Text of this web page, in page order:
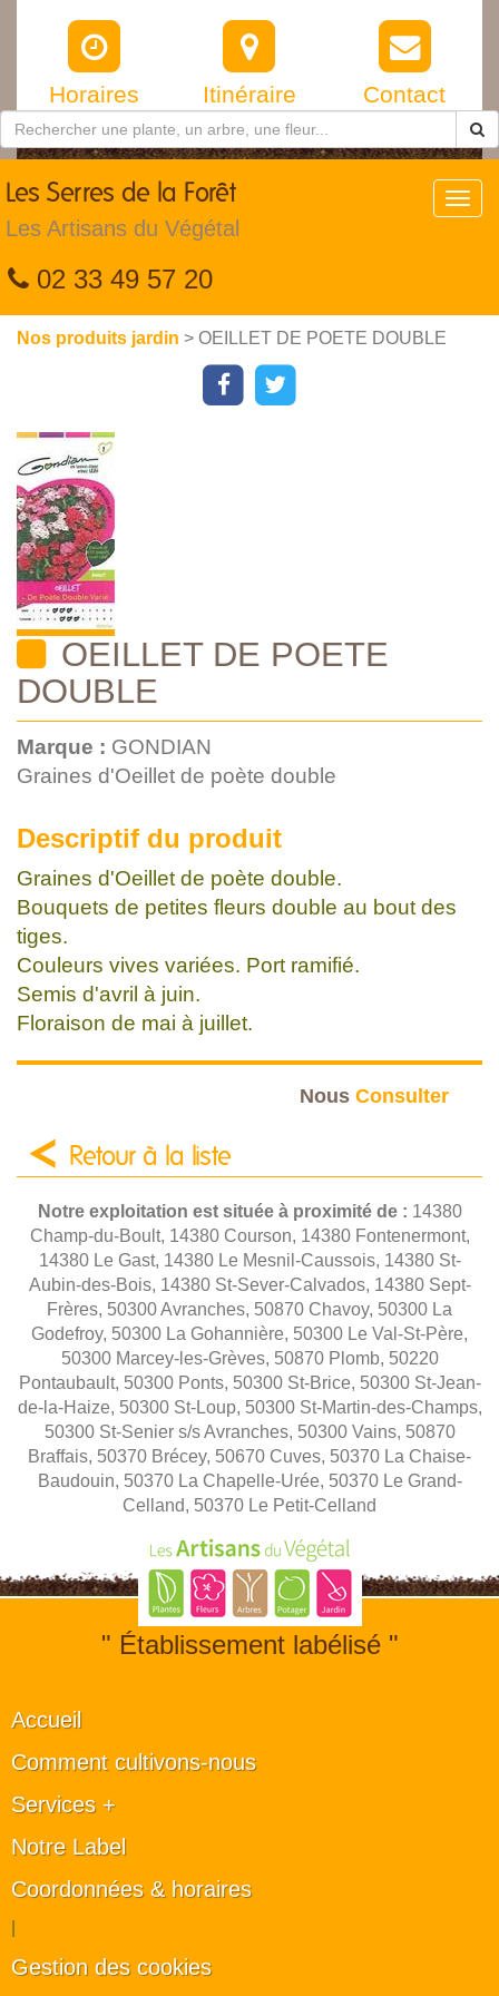
Horaires Itinéraire Contact
Les Serres de la Forêt
Les Artisans du Végétal
02 33 49 57 20
Nos produits jardin > OEILLET DE POETE DOUBLE
OEILLET DE POETE
DOUBLE
Marque : GONDIAN
Graines d'Oeillet de poète double
Descriptif du produit
Graines d'Oeillet de poète double.
Bouquets de petites fleurs double au bout des
tiges.
Couleurs vives variées. Port ramifié.
Semis d'avril à juin.
Floraison de mai à juillet.
Nous Consulter
Retour à la liste
Notre exploitation est située à proximité de : 14380
Champ-du-Boult, 14380 Courson, 14380 Fontenermont,
14380 Le Gast, 14380 Le Mesnil-Caussois, 14380 St-
Aubin-des-Bois, 14380 St-Sever-Calvados, 14380 Sept-
Frères, 50300 Avranches, 50870 Chavoy, 50300 La
Godefroy, 50300 La Gohannière, 50300 Le Val-St-Père,
50300 Marcey-les-Grèves, 50870 Plomb, 50220
Pontaubault, 50300 Ponts, 50300 St-Brice, 50300 St-Jean-
de-la-Haize, 50300 St-Loup, 50300 St-Martin-des-Champs,
50300 St-Senier s/s Avranches, 50300 Vains, 50870
Braffais, 50370 Brécey, 50670 Cuves, 50370 La Chaise-
Baudouin, 50370 La Chapelle-Urée, 50370 Le Grand-
Celland, 50370 Le Petit-Celland
" Établissement labélisé "
Accueil
Comment cultivons-nous
Services +
Notre Label
Coordonnées & horaires
Gestion des cookies